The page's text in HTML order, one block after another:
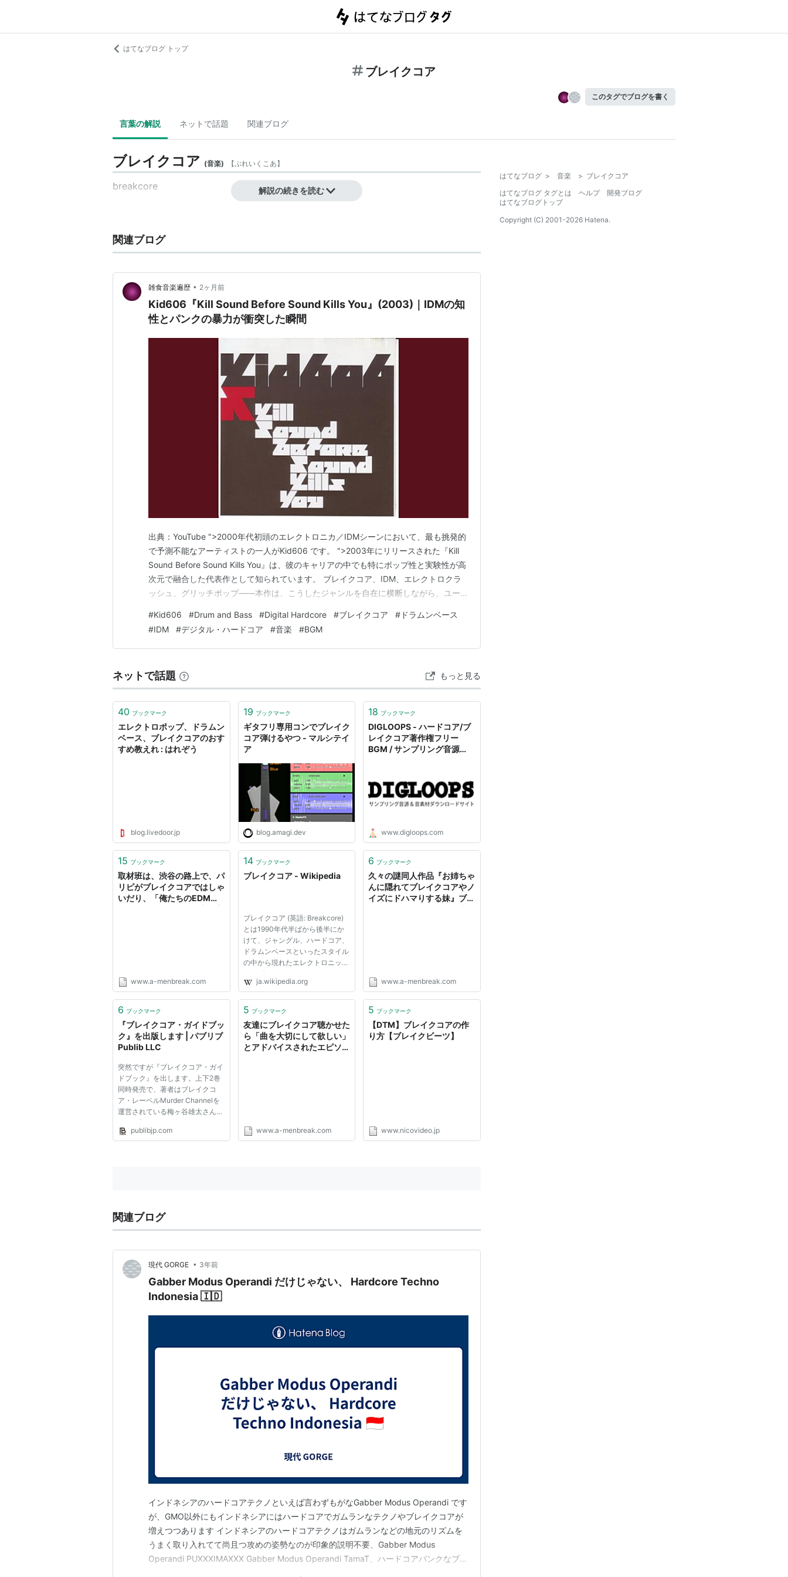
はてなブログ トップ
ブレイクコア
このタグでブログを書く
言葉の解説 ネットで話題 関連ブログ
ブレイクコア (音楽) 【ぶれいくこあ】
breakcore 解説の続きを読む
関連ブログ
雑食音楽遍歴 • 2ヶ月前
Kid606『Kill Sound Before Sound Kills You』(2003)｜IDMの知
性とパンクの暴力が衝突した瞬間
出典：YouTube ">2000年代初頭のエレクトロニカ／IDMシーンにおいて、最も挑発的
で予測不能なアーティストの一人がKid606 です。 ">2003年にリリースされた『Kill
Sound Before Sound Kills You』は、彼のキャリアの中でも特にポップ性と実験性が高
次元で融合した代表作として知られています。 ブレイクコア、IDM、エレクトロクラ
ッシュ、グリッチポップ——本作は、こうしたジャンルを自在に横断しながら、ユーモ
も、驚くほどキャッチーなメロディやダンサブルなグルーヴが息づいています。
#Kid606 #Drum and Bass #Digital Hardcore #ブレイクコア # ドラムンベース
#IDM #デジタル・ハードコア #音楽 #BGM
ネットで話題 もっと見る
40 ブックマーク
エレクトロポップ、ドラムン
ベース、ブレイクコアのおす
すめ教えれ : はれぞう
blog.livedoor.jp
19 ブックマーク
ギタフリ専用コンでブレイク
コア弾けるやつ - マルシテイ
ア
blog.amagi.dev
18 ブックマーク
DIGLOOPS - ハードコア/ブ
レイクコア著作権フリー
BGM / サンプリング音源
www.digloops.com
15 ブックマーク
取材班は、渋谷の路上で、パ
リピがブレイクコアではしゃ
いだり、「俺たちのEDMじ
www.a-menbreak.com
14 ブックマーク
ブレイクコア - Wikipedia
ブレイクコア (英語: Breakcore)
とは1990年代半ばから後半にか
けて、ジャングル、ハードコア、
ドラムンベースといったスタイル
の中から現れたエレクトロニッ
ク・ダンス・ミュージックのスタ
イルの一つである[1]。複雑で緻密
リング音源が高速なテンポで再生
されることを特徴とする。 アメ...
ja.wikipedia.org
6 ブックマーク
久々の謎同人作品『お姉ちゃ
んに隠れてブレイクコアやノ
イズにドハマりする妹』ブレ
www.a-menbreak.com
6 ブックマーク
『ブレイクコア・ガイドブッ
ク』を出版します | パブリブ
Publib LLC
突然ですが『ブレイクコア・ガイ
ドブック』を出します。上下2巻
同時発売で、著者はブレイクコ
ア・レーベルMurder Channelを
運営されている梅ヶ谷雄太さんで
す。 ブレイクコアはテクノのサ
ブジャンルの一つで、最も自由で
publibjp.com
5 ブックマーク
友達にブレイクコア聴かせた
ら「曲を大切にして欲しい」
とアドバイスされたエピソー
www.a-menbreak.com
5 ブックマーク
【DTM】ブレイクコアの作
り方【ブレイクビーツ】
www.nicovideo.jp
関連ブログ
現代 GORGE • 3年前
Gabber Modus Operandi だけじゃない、 Hardcore Techno
Indonesia 🇮🇩
インドネシアのハードコアテクノといえば言わずもがなGabber Modus Operandi です
が、GMO以外にもインドネシアにはハードコアでガムランなテクノやブレイクコアが
増えつつあります インドネシアのハードコアテクノはガムランなどの地元のリズムを
うまく取り入れてて尚且つ攻めの姿勢なのが印象的説明不要、Gabber Modus
Operandi PUXXXIMAXXX Gabber Modus Operandi TamaT、ハードコアパンクなブレ
はてなブログ > 音楽 > ブレイクコア
はてなブログ タグとは
ヘルプ
開発ブログ
はてなブログトップ
Copyright (C) 2001-2026 Hatena.